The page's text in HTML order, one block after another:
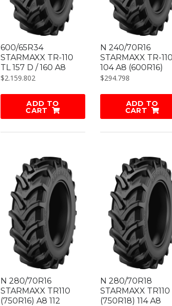
600/65R34
STARMAXX TR-110
TL 157 D / 160 A8
$2.159.802
ADD TO
CART
N 240/70R16
STARMAXX TR-110
104 A8 (600R16)
$294.798
ADD TO
CART
N 280/70R16
STARMAXX TR110
(750R16) A8 112
N 280/70R18
STARMAXX TR110
(750R18) 114 A8